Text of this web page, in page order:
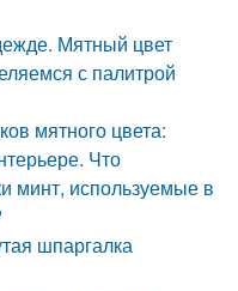
Мятный цвет
с палитрой
мятного цвета:
Что
минт, используемые в
шпаргалка